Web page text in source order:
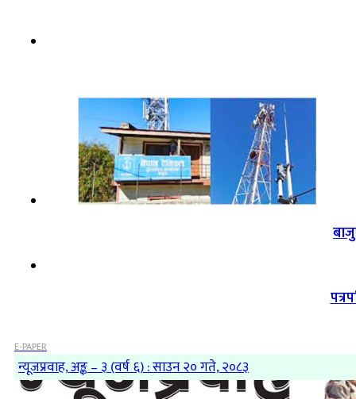
E-PAPER
न्यूजप्रवाह, अङ्क – ३ (वर्ष ६) : साउन २० गते, २०८३